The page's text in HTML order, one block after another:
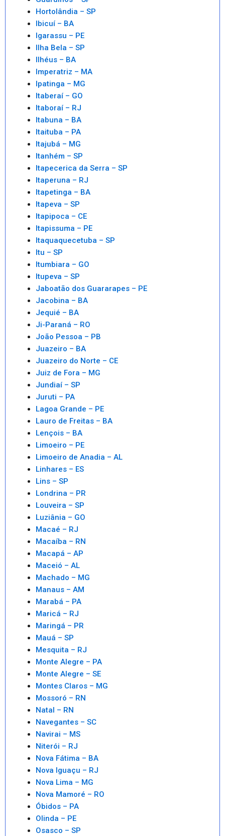
Hortolândia – SP
Ibicuí – BA
Igarassu – PE
Ilha Bela – SP
Ilhéus – BA
Imperatriz – MA
Ipatinga – MG
Itaberaí – GO
Itaboraí – RJ
Itabuna – BA
Itaituba – PA
Itajubá – MG
Itanhém – SP
Itapecerica da Serra – SP
Itaperuna – RJ
Itapetinga – BA
Itapeva – SP
Itapipoca – CE
Itapissuma – PE
Itaquaquecetuba – SP
Itu – SP
Itumbiara – GO
Itupeva – SP
Jaboatão dos Guararapes – PE
Jacobina – BA
Jequié – BA
Ji-Paraná – RO
João Pessoa – PB
Juazeiro – BA
Juazeiro do Norte – CE
Juiz de Fora – MG
Jundiaí – SP
Juruti – PA
Lagoa Grande – PE
Lauro de Freitas – BA
Lençois – BA
Limoeiro – PE
Limoeiro de Anadia – AL
Linhares – ES
Lins – SP
Londrina – PR
Louveira – SP
Luziânia – GO
Macaé – RJ
Macaíba – RN
Macapá – AP
Maceió – AL
Machado – MG
Manaus – AM
Marabá – PA
Maricá – RJ
Maringá – PR
Mauá – SP
Mesquita – RJ
Monte Alegre – PA
Monte Alegre – SE
Montes Claros – MG
Mossoró – RN
Natal – RN
Navegantes – SC
Navirai – MS
Niterói – RJ
Nova Fátima – BA
Nova Iguaçu – RJ
Nova Lima – MG
Nova Mamoré – RO
Óbidos – PA
Olinda – PE
Osasco – SP